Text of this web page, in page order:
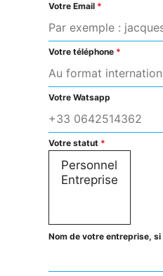
Votre Email *
Votre téléphone *
Votre Watsapp
Votre statut *
Nom de votre entreprise,